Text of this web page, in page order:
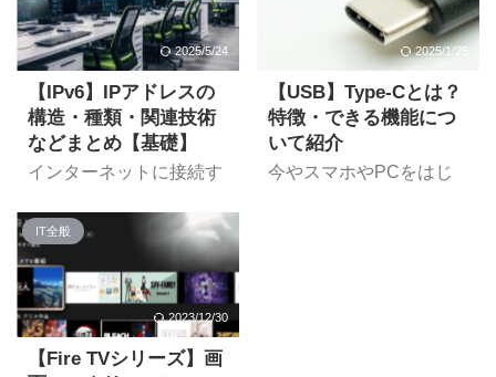
2025/5/24
【IPv6】IPアドレスの
構造・種類・関連技術
などまとめ【基礎】
インターネットに接続す
必要です。従来から一般
的に使われているのは
「IPv4」アドレスです
が、最近は「IPv6」のア
ドレスも広まり始めてい
ます。 「IPv6って聞いた
ことあるけど、IPv4と何
2025/1/25
【USB】Type-Cとは？
特徴・できる機能につ
いて紹介
今やスマホやPCをはじ
IT全般
2023/12/30
【Fire TVシリーズ】画